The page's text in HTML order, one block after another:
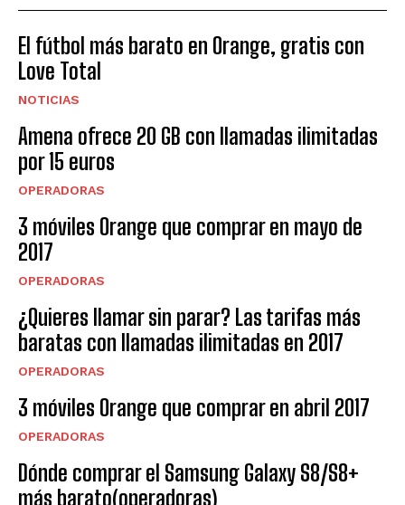
El fútbol más barato en Orange, gratis con
Love Total
NOTICIAS
Amena ofrece 20 GB con llamadas ilimitadas
por 15 euros
OPERADORAS
3 móviles Orange que comprar en mayo de
2017
OPERADORAS
¿Quieres llamar sin parar? Las tarifas más
baratas con llamadas ilimitadas en 2017
OPERADORAS
3 móviles Orange que comprar en abril 2017
OPERADORAS
Dónde comprar el Samsung Galaxy S8/S8+
más barato(operadoras)